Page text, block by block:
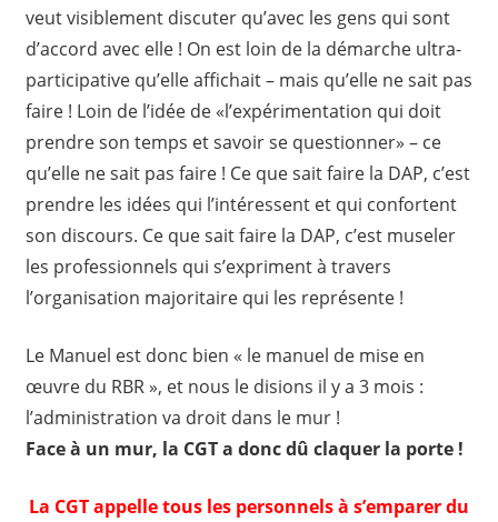
veut visiblement discuter qu’avec les gens qui sont
d’accord avec elle ! On est loin de la démarche ultra-
participative qu’elle affichait – mais qu’elle ne sait pas
faire ! Loin de l’idée de «l’expérimentation qui doit
prendre son temps et savoir se questionner» – ce
qu’elle ne sait pas faire ! Ce que sait faire la DAP, c’est
prendre les idées qui l’intéressent et qui confortent
son discours. Ce que sait faire la DAP, c’est museler
les professionnels qui s’expriment à travers
l’organisation majoritaire qui les représente !
Le Manuel est donc bien « le manuel de mise en
œuvre du RBR », et nous le disions il y a 3 mois :
l’administration va droit dans le mur !
Face à un mur, la CGT a donc dû claquer la porte !
La CGT appelle tous les personnels à s’emparer du